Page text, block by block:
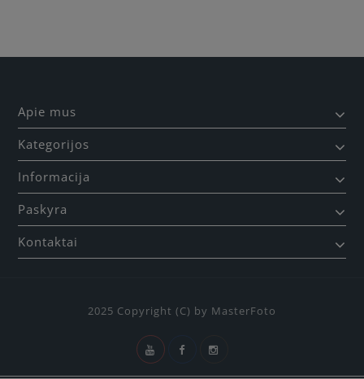
Apie mus
Kategorijos
Informacija
Paskyra
Kontaktai
2025 Copyright (C) by MasterFoto